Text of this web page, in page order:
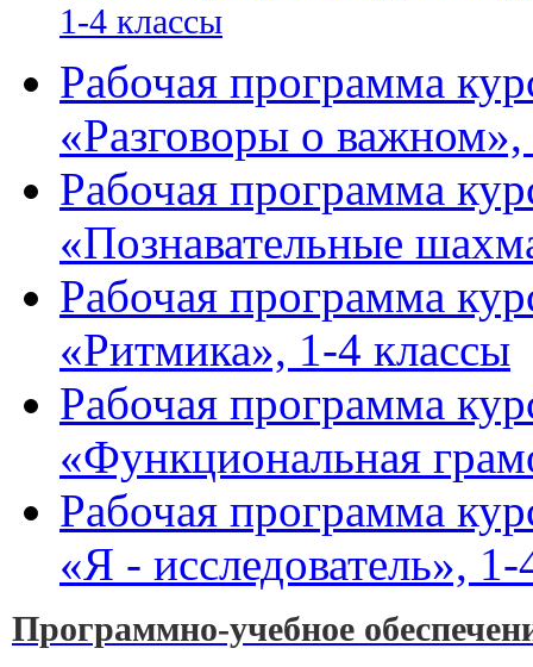
1-4 классы
Рабочая программа
«Разговоры о
Рабочая программа
«Познавательные
Рабочая программа
«Ритмика», 1-4 классы
Рабочая программа
«Функциональная
Рабочая программа
«Я - исследователь»,
Программно-учебное